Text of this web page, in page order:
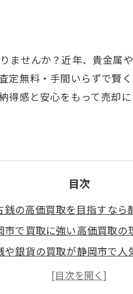
ませんか？近年、貴金属
定無料・手間いらずで賢
感と安心をもって売却
目次
銭の高価買取を目指すなら
市で買取に強い高価買取の
や銀貨の買取が静岡市で人
市で買取の査定無料が選ば